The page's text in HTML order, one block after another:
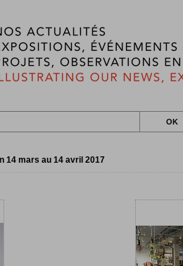
14 mars au 14 avril 2017